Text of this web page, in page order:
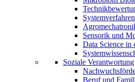
Sensorik und
Data Science in
Soziale Verantwortung
Beruf und